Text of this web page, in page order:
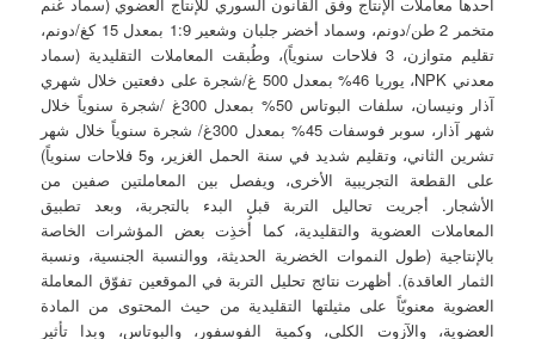
متخمر 2 طن/دونم، وسماد أخضر جلبان وشعير 1:9 بمعدل 15 كغ/دونم،
تقليم متوازن، 3 فلاحات سنوياً)، وطُبقت المعاملات التقليدية (سماد
معدني NPK، يوريا 46% بمعدل 500 غ/شجرة على دفعتين خلال شهري
آذار ونيسان، سلفات البوتاس 50% بمعدل 300غ /شجرة سنوياً خلال
شهر آذار، سوبر فوسفات 45% بمعدل 300غ/ شجرة سنوياً خلال شهر
تشرين الثاني، وتقليم شديد في سنة الحمل الغزير، و5 فلاحات سنوياً)
على القطعة التجريبية الأخرى، ويفصل بين المعاملتين صفين من
الأشجار. أجريت تحاليل التربة قبل البدء بالتجربة، وبعد تطبيق
المعاملات العضوية والتقليدية، كما أُخذِت بعض المؤشرات الخاصة
بالإنتاجية (طول النموات الخضرية الحديثة، ووالنسبة الجنسية، ونسبة
الثمار العاقدة). أظهرت نتائج تحليل التربة في الموقعين تفوّق المعاملة
العضوية معنويّاً على مثيلتها التقليدية من حيث المحتوى من المادة
العضوية، والآزوت الكلي، وكمية الفوسفور، والبوتاس، وبدا تأثير